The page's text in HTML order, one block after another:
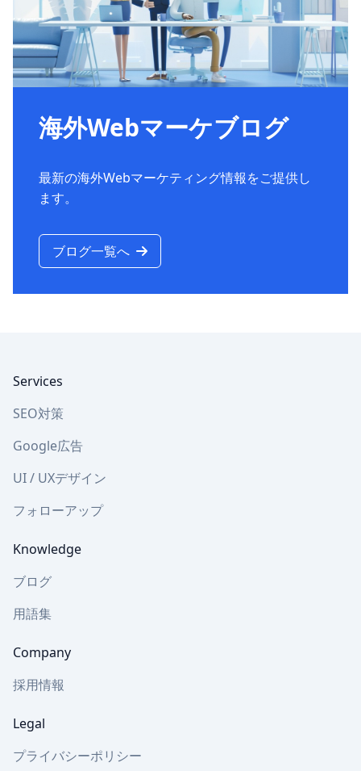
海外Webマーケブログ
最新の海外Webマーケティング情報をご提供し
ます。
ブログ一覧へ
Services
SEO対策
Google広告
UI / UXデザイン
フォローアップ
Knowledge
ブログ
用語集
Company
採用情報
Legal
プライバシーポリシー